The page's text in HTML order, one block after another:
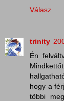
Válasz
trinity
Én
hogy a
többi